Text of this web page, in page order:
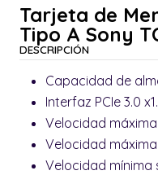
Tarjeta de
Tipo A Sony
DESCRIPCIÓN
Capacidad de
Interfaz PCIe 3.0 x1.
Velocidad
Velocidad
Velocidad mínima